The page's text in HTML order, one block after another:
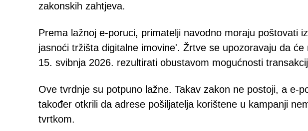
zakonskih zahtjeva.
Prema lažnoj e-poruci, primatelji navodno moraju poštovati
jasnoći tržišta digitalne imovine'. Žrtve se upozoravaju da
15. svibnja 2026. rezultirati obustavom mogućnosti
Ove tvrdnje su potpuno lažne. Takav zakon ne postoji, a e-
također otkrili da adrese pošiljatelja korištene u kampanji
tvrtkom.